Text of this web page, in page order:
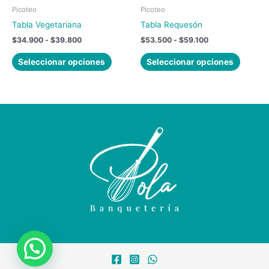
Picoteo
Tabla Vegetariana
$34.900 - $39.800
Seleccionar opciones de
producto
Picoteo
Tabla Requesón
$53.500 - $59.100
Seleccionar opciones de